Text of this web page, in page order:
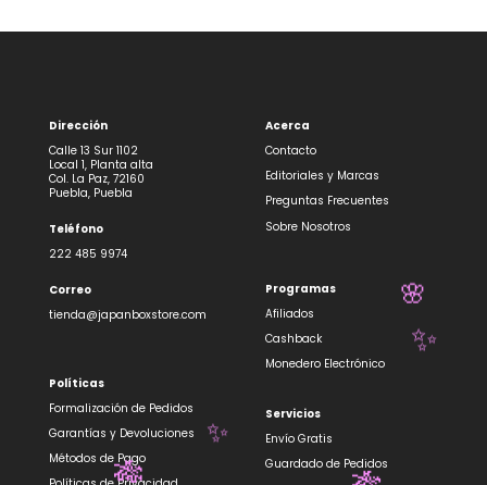
Dirección
Calle 13 Sur 1102
Local 1, Planta alta
Col. La Paz, 72160
Puebla, Puebla
Teléfono
222 485 9974
Correo
tienda@japanboxstore.com
Políticas
Formalización de Pedidos
Garantías y Devoluciones
Métodos de Pago
Acerca
Contacto
Editoriales y Marcas
Preguntas Frecuentes
Sobre Nosotros
Programas
Afiliados
Cashback
Monedero Electrónico
Servicios
Envío Gratis
Guardado de Pedidos
✨
✨
🌸